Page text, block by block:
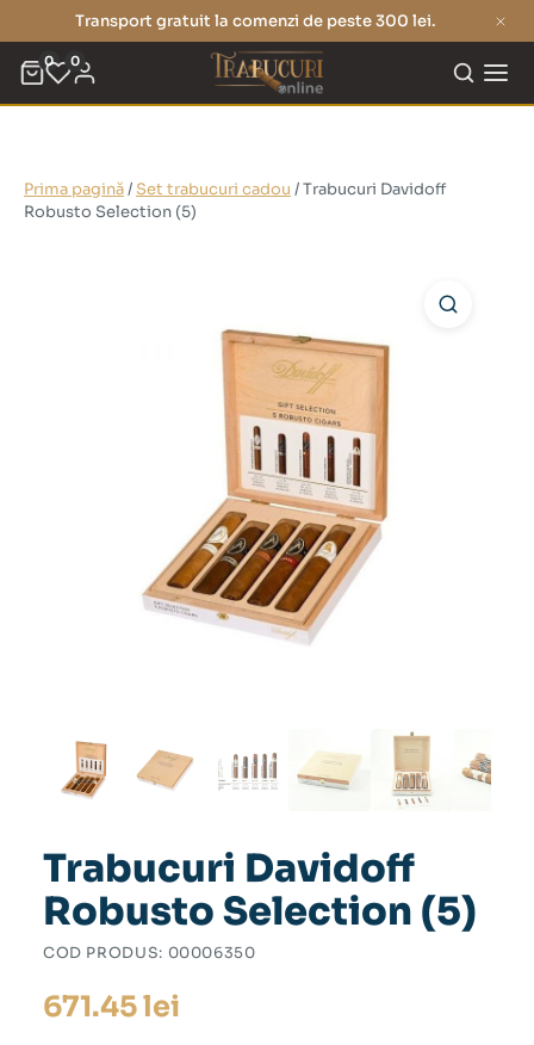
Transport gratuit la comenzi de peste 300 lei.
0 0
Prima pagină/Set trabucuri cadou / Trabucuri Davidoff
Robusto Selection (5)
Trabucuri Davidoff
Robusto Selection (5)
COD PRODUS: 00006350
671.45lei